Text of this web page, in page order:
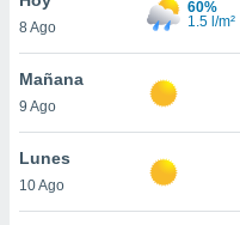
en
más
nuestra
8 Ago
60%
1.5 l/m²
Mañana
9 Ago
Lunes
10 Ago